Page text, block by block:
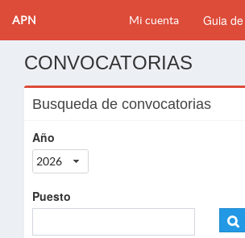
APN Mi cuenta Guia
CONVOCATORIAS
Busqueda de convocatorias
Año
2026
Puesto